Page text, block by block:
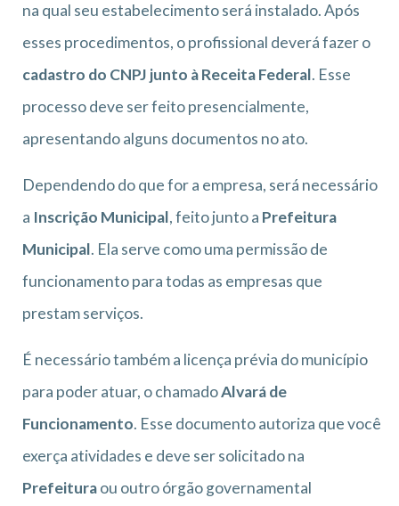
na qual seu estabelecimento será instalado. Após
esses procedimentos, o profissional deverá fazer o
cadastro do CNPJ junto à Receita Federal. Esse
processo deve ser feito presencialmente,
apresentando alguns documentos no ato.
Dependendo do que for a empresa, será necessário
a Inscrição Municipal, feito junto a Prefeitura
Municipal. Ela serve como uma permissão de
funcionamento para todas as empresas que
prestam serviços.
É necessário também a licença prévia do município
para poder atuar, o chamadoAlvará de
Funcionamento. Esse documento autoriza que você
exerça atividades e deve ser solicitado na
Prefeituraou outro órgão governamental